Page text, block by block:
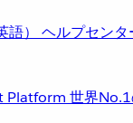
） ヘルプセンタ
Platform 世界